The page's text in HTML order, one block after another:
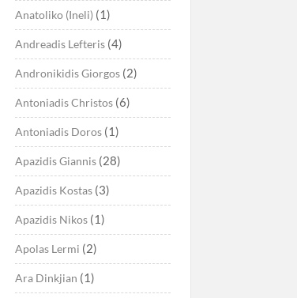
Anatoliko (Ineli) (1)
Andreadis Lefteris(4)
Andronikidis Giorgos(2)
Antoniadis Christos(6)
Antoniadis Doros(1)
Apazidis Giannis(28)
Apazidis Kostas(3)
Apazidis Nikos(1)
Apolas Lermi (2)
Ara Dinkjian (1)